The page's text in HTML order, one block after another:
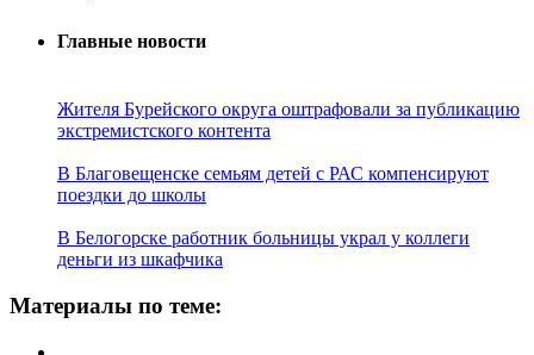
Главные новости
Жителя Бурейского округа оштрафовали за публикацию
экстремистского контента
В Благовещенске семьям детей с РАС компенсируют
поездки до школы
В Белогорске работник больницы украл у коллеги
деньги из шкафчика
Материалы по теме: